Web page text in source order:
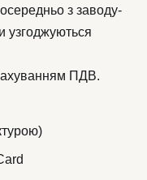
з заводу-
узгоджуються
ПДВ.